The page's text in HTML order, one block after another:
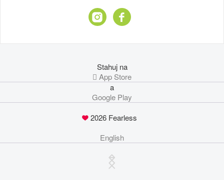
Stahuj na
 App Store
a
Google Play
2026 Fearless
English